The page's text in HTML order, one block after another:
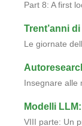
Part 8: A first
Trent’anni
Le giornate
Insegnare
Modelli
VIII parte: Un